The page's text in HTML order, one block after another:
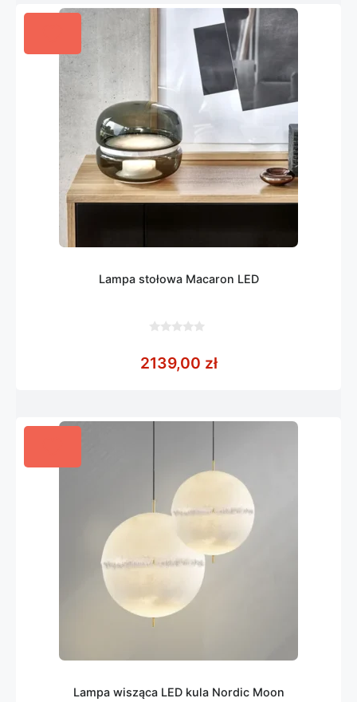
Lampa stołowa Macaron LED
5
2139,00 zł
Lampa wisząca LED kula Nordic Moon